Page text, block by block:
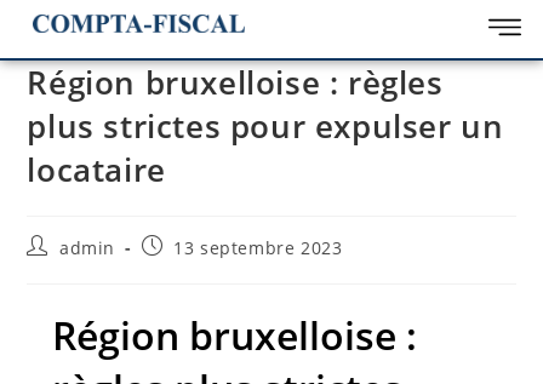
Région bruxelloise : règles
plus strictes pour expulser un
locataire
admin 13 septembre 2023
Région bruxelloise :